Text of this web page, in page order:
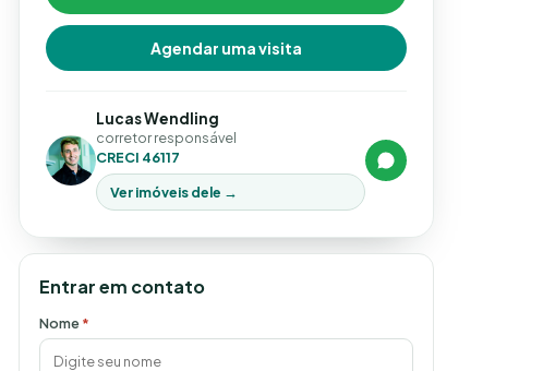
Agendar uma visita
Lucas Wendling
corretor responsável
CRECI 46117
Ver imóveis dele →
Entrar em contato
Nome *